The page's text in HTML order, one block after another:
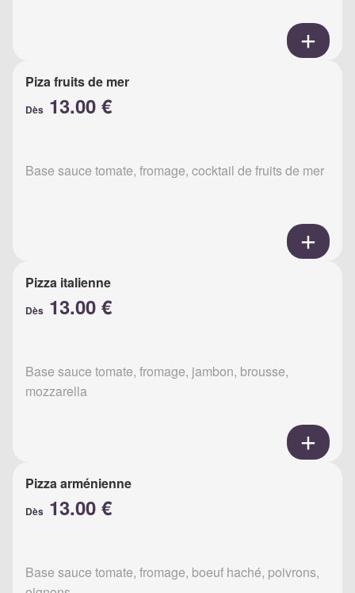
Piza fruits de mer
Dès 13.00 €
Base sauce tomate, fromage, cocktail de fruits de mer
Pizza italienne
Dès 13.00 €
Base sauce tomate, fromage, jambon, brousse,
mozzarella
Pizza arménienne
Dès 13.00 €
Base sauce tomate, fromage, boeuf haché, poivrons,